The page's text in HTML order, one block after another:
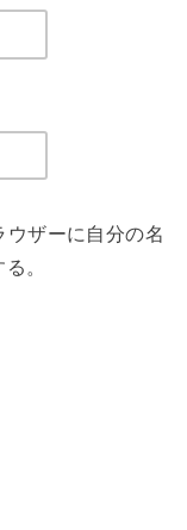
ウザーに自分の名
。